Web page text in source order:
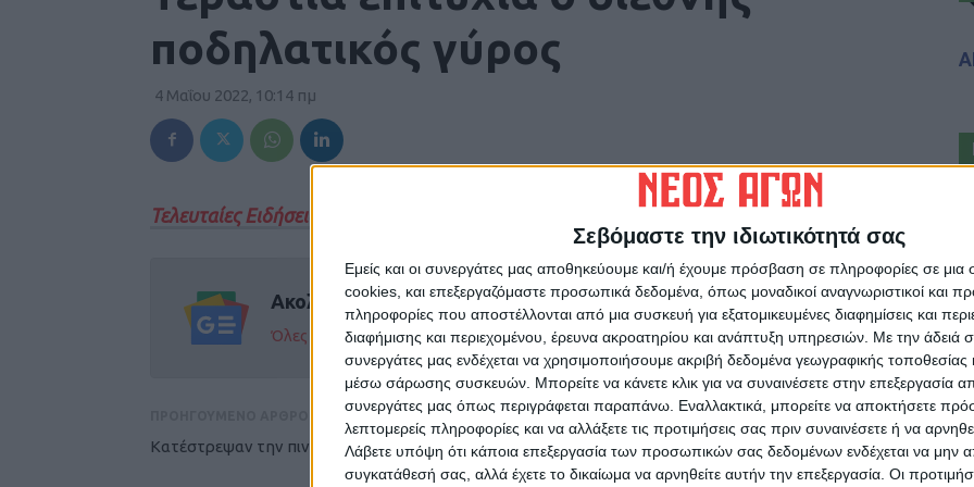
Σεβόμαστε την ιδιωτικότητά σας
Εμείς και οι συνεργάτες μας αποθηκεύουμε και/ή έχουμε πρόσβαση σε πληροφορίες σε
cookies, και επεξεργαζόμαστε προσωπικά δεδομένα, όπως μοναδικοί αναγνωριστικοί και
πληροφορίες που αποστέλλονται από μια συσκευή για εξατομικευμένες διαφημίσεις και
διαφήμισης και περιεχομένου, έρευνα ακροατηρίου και ανάπτυξη υπηρεσιών. Με την άδειά
συνεργάτες μας ενδέχεται να χρησιμοποιήσουμε ακριβή δεδομένα γεωγραφικής τοποθεσίας
μέσω σάρωσης συσκευών. Μπορείτε να κάνετε κλικ για να συναινέσετε στην επεξεργασία
συνεργάτες μας όπως περιγράφεται παραπάνω. Εναλλακτικά, μπορείτε να αποκτήσετε
λεπτομερείς πληροφορίες και να αλλάξετε τις προτιμήσεις σας πριν συναινέσετε ή να
Λάβετε υπόψη ότι κάποια επεξεργασία των προσωπικών σας δεδομένων ενδέχεται να μην
συγκατάθεσή σας, αλλά έχετε το δικαίωμα να αρνηθείτε αυτήν την επεξεργασία. Οι
ποδηλατικός γύρος
4 Μαΐου 2022, 10:14 πμ
Τελευταίες Ειδήσεις Σήμερα
Ακολούθησε την εφημερίδα ΝΕΟΣ ΑΓΩΝ στο Google News!
Όλες οι εξελίξεις στην περιοχή της Καρδίτσας και ευρύτερα της Θεσσαλίας
Κατέστρεψαν την πινακίδα "I love Volos"
ΕΠΟΜΕΝΟ ΑΡΘΡΟ
Επίμονη φροντίδα για το καλύτερο
αποτέλεσμα